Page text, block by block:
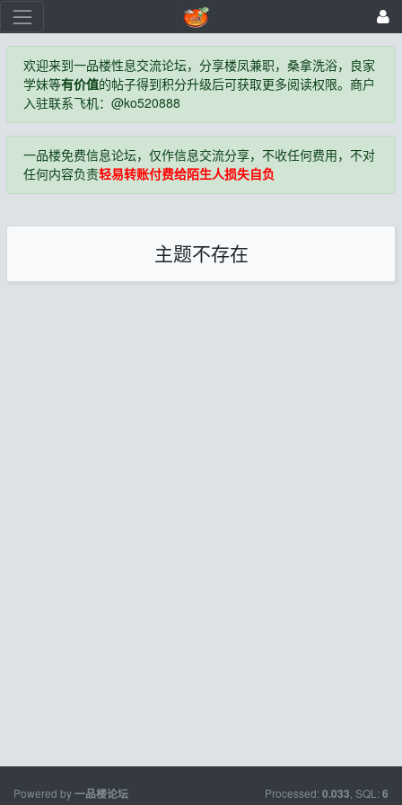
欢迎来到一品楼性息交流论坛，分享楼凤兼职，桑拿洗浴，良家
学妹等有价值的帖子得到积分升级后可获取更多阅读权限。商户
入驻联系飞机：@ko520888
一品楼免费信息论坛，仅作信息交流分享，不收任何费用，不对
任何内容负责轻易转账付费给陌生人损失自负
主题不存在
Powered by一品楼论坛 Processed: 0.033 , SQL: 6